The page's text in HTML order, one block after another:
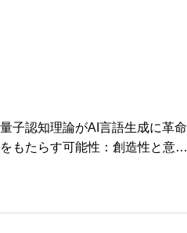
量子認知理論がAI言語生成に革命
をもたらす可能性：創造性と意味